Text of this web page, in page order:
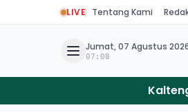
LIVE Tentang Kami
Jumat, 07 Agustus
07:08